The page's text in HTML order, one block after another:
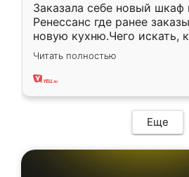
Заказала себе новый шкаф
Ренессанс где ранее
новую кухню.Чего искать,
вполне довольна. Служит
два года, нареканий нет.
Читать полностью
Еще